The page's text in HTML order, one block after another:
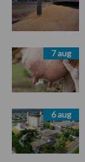
7 aug
6 aug